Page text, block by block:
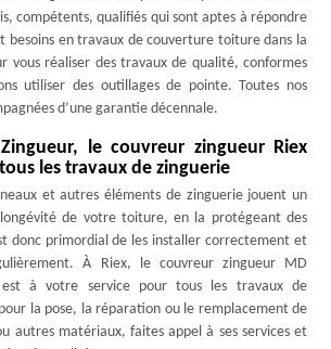
compétents, qualifiés qui sont aptes à répondre
besoins en travaux de couverture toiture dans la
vous réaliser des travaux de qualité, conformes
utiliser des outillages de pointe. Toutes nos
d’une garantie décennale.
le couvreur zingueur Riex
les travaux de zinguerie
et autres éléments de zinguerie jouent un
de votre toiture, en la protégeant des
donc primordial de les installer correctement et
À Riex, le couvreur zingueur MD
est à votre service pour tous les travaux de
la pose, la réparation ou le remplacement de
autres matériaux, faites appel à ses services et